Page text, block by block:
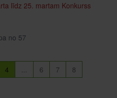
līdz 25. martam Konkurss
no 57
4 ... 6 7
8